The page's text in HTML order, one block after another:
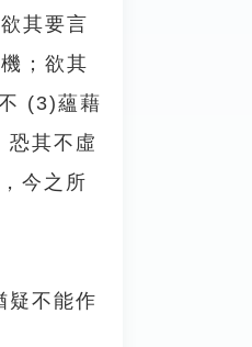
其要言
；欲其
(3)蘊藉
其不虛
今之所
疑不能作